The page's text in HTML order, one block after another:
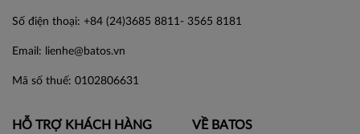
Số điện thoại: +84 (24)3685 8811- 3565 8181
Email: lienhe@batos.vn
Mã số thuế: 0102806631
HỖ TRỢ KHÁCH HÀNG VỀ BATOS